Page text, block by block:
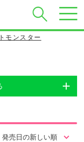
モンスター